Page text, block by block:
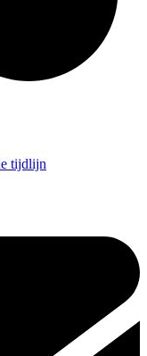
tijdlijn